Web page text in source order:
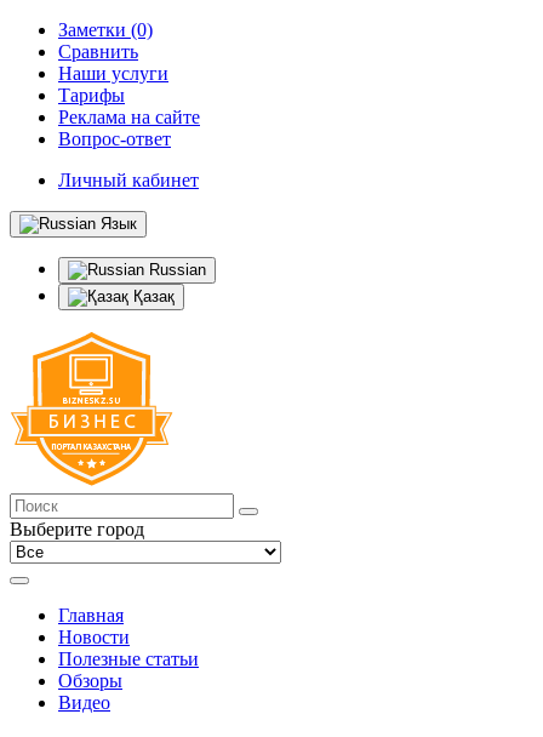
Заметки (0)
Сравнить
Наши услуги
Тарифы
Реклама на сайте
Вопрос-ответ
Личный кабинет
Язык
Russian
Қазақ
Выберите город
Главная
Новости
Полезные статьи
Обзоры
Видео